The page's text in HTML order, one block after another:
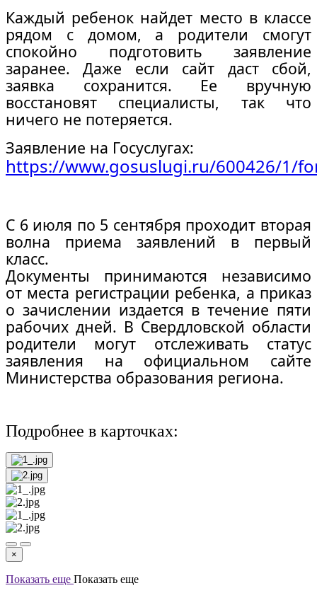
Каждый ребенок найдет место в классе
рядом с домом, а родители смогут
спокойно подготовить заявление
заранее. Даже если сайт даст сбой,
заявка сохранится. Ее вручную
восстановят специалисты, так что
ничего не потеряется.
Заявление на Госуслугах:
https://www.gosuslugi.ru/600426/1/
С 6 июля по 5 сентября проходит вторая
волна приема заявлений в первый
класс.
Документы принимаются независимо
от места регистрации ребенка, а приказ
о зачислении издается в течение пяти
рабочих дней. В Свердловской области
родители могут отслеживать статус
заявления на официальном сайте
Министерства образования региона.
Подробнее в карточках:
×
Показать еще Показать еще